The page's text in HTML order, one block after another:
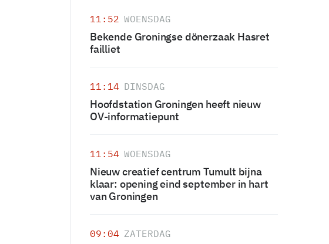
11:52 WOENSDAG
Bekende Groningse dönerzaak Hasret
failliet
11:14 DINSDAG
Hoofdstation Groningen heeft nieuw
OV-informatiepunt
11:54 WOENSDAG
Nieuw creatief centrum Tumult bijna
klaar: opening eind september in hart
van Groningen
09:04 ZATERDAG